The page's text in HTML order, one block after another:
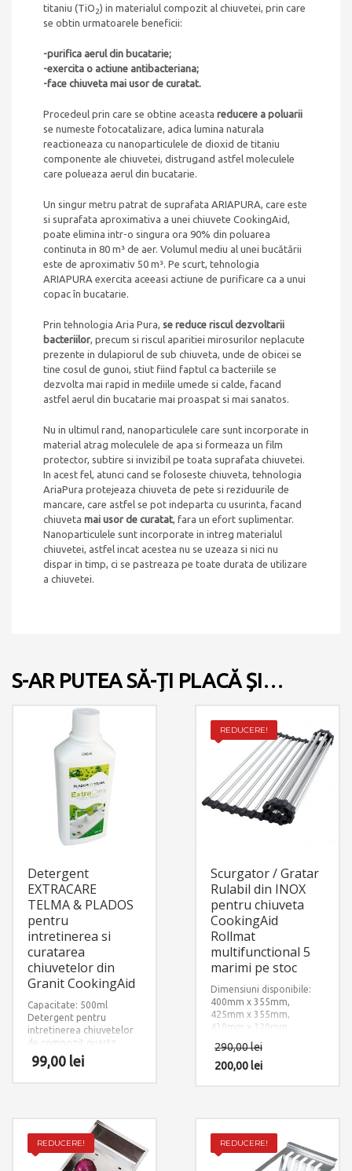
titaniu (TiO2) in materialul compozit al chiuvetei, prin care
se obtin urmatoarele beneficii:
-purifica aerul din bucatarie;
-exercita o actiune antibacteriana;
-face chiuveta mai usor de curatat.
Procedeul prin care se obtine aceasta reducere a poluarii
se numeste fotocatalizare, adica lumina naturala
reactioneaza cu nanoparticulele de dioxid de titaniu
componente ale chiuvetei, distrugand astfel moleculele
care polueaza aerul din bucatarie.
Un singur metru patrat de suprafata ARIAPURA, care este
si suprafata aproximativa a unei chiuvete CookingAid,
poate elimina intr-o singura ora 90% din poluarea
continuta in 80 m³ de aer. Volumul mediu al unei bucătării
este de aproximativ 50 m³. Pe scurt, tehnologia
ARIAPURA exercita aceeasi actiune de purificare ca a unui
copac în bucatarie.
Prin tehnologia Aria Pura, se reduce riscul dezvoltarii
bacteriilor, precum si riscul aparitiei mirosurilor neplacute
prezente in dulapiorul de sub chiuveta, unde de obicei se
tine cosul de gunoi, stiut fiind faptul ca bacteriile se
dezvolta mai rapid in mediile umede si calde, facand
astfel aerul din bucatarie mai proaspat si mai sanatos.
Nu in ultimul rand, nanoparticulele care sunt incorporate in
material atrag moleculele de apa si formeaza un film
protector, subtire si invizibil pe toata suprafata chiuvetei.
In acest fel, atunci cand se foloseste chiuveta, tehnologia
AriaPura protejeaza chiuveta de pete si reziduurile de
mancare, care astfel se pot indeparta cu usurinta, facand
chiuveta mai usor de curatat, fara un efort suplimentar.
Nanoparticulele sunt incorporate in intreg materialul
chiuvetei, astfel incat acestea nu se uzeaza si nici nu
dispar in timp, ci se pastreaza pe toate durata de utilizare
a chiuvetei.
S-AR PUTEA SĂ-ȚI PLACĂ ȘI…
Detergent
EXTRACARE
TELMA & PLADOS
pentru
intretinerea si
curatarea
chiuvetelor din
Granit CookingAid
Capacitate: 500ml
Detergent pentru
intretinerea chiuvetelor
de compozit quartz
granit
99,00 lei
REDUCERE!
Scurgator / Gratar
Rulabil din INOX
pentru chiuveta
CookingAid
Rollmat
multifunctional 5
marimi pe stoc
Dimensiuni disponibile:
400mm x 355mm,
425mm x 355mm,
430mm x 320mm,
440mm x 355mm,
500mm x 355mm
Material: INOX + Silicon
290,00lei
200,00lei
REDUCERE! REDUCERE!